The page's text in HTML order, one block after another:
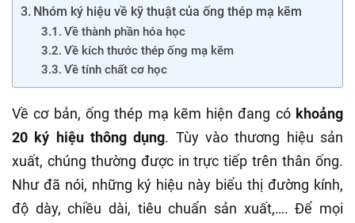
Nhóm ký hiệu về kỹ thuật của ống thép mạ kẽm
Về thành phần hóa học
Về kích thước thép ống mạ kẽm
Về tính chất cơ học
Về cơ bản, ống thép mạ kẽm hiện đang có khoảng
20 ký hiệu thông dụng. Tùy vào thương hiệu sản
xuất, chúng thường được in trực tiếp trên thân ống.
Như đã nói, những ký hiệu này biểu thị đường kính,
độ dày, chiều dài, tiêu chuẩn sản xuất,…. Để mọi